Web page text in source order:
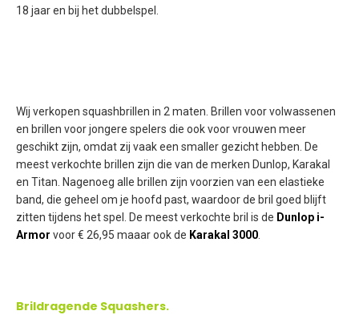
18 jaar en bij het dubbelspel.
Wij verkopen squashbrillen in 2 maten. Brillen voor volwassenen
en brillen voor jongere spelers die ook voor vrouwen meer
geschikt zijn, omdat zij vaak een smaller gezicht hebben. De
meest verkochte brillen zijn die van de merken Dunlop, Karakal
en Titan. Nagenoeg alle brillen zijn voorzien van een elastieke
band, die geheel om je hoofd past, waardoor de bril goed blijft
zitten tijdens het spel. De meest verkochte bril is de Dunlop i-
Armor voor € 26,95 maaar ook de Karakal 3000
Brildragende Squashers.